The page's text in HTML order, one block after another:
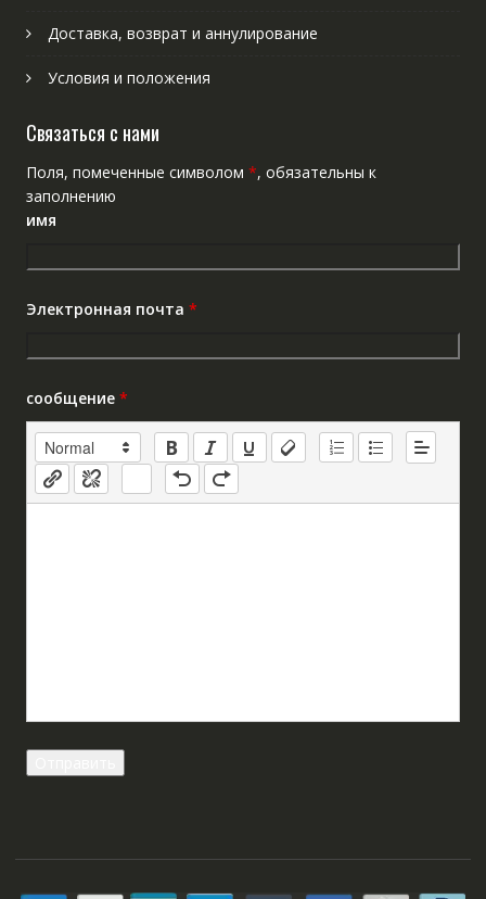
Доставка, возврат и аннулирование
Условия и положения
Связаться с нами
Поля, помеченные символом *, обязательны к
заполнению
имя
Электронная почта *
сообщение *